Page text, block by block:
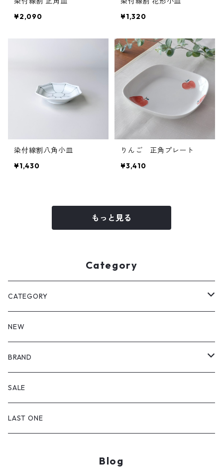
¥2,090
¥1,320
染付線割八角小皿
¥1,430
りんご 正角プレート
¥3,410
もっと見る
Category
CATEGORY
皿・プレート
丸（9cm～ / 三寸皿）
丸（12cm～ / 四寸皿）
鉢・ボウル
小付・小鉢
中鉢（12cm～）
飯碗・どんぶり
飯碗
湯のみ・カップ
NEW
BRAND
喜鶴製陶
福泉窯
SALE
LAST ONE
Blog